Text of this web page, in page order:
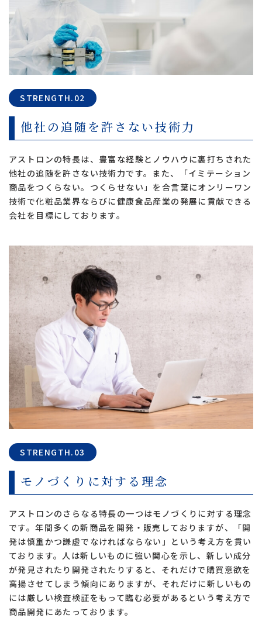
STRENGTH.02
他社の追随を許さない技術力
アストロンの特長は、豊富な経験とノウハウに裏打ちされた
他社の追随を許さない技術力です。また、「イミテーション
商品をつくらない。つくらせない」を合言葉にオンリーワン
技術で化粧品業界ならびに健康食品産業の発展に貢献できる
会社を目標にしております。
STRENGTH.03
モノづくりに対する理念
アストロンのさらなる特長の一つはモノづくりに対する理念
です。年間多くの新商品を開発・販売しておりますが、「開
発は慎重かつ謙虚でなければならない」という考え方を貫い
ております。人は新しいものに強い関心を示し、新しい成分
が発見されたり開発されたりすると、それだけで購買意欲を
高揚させてしまう傾向にありますが、それだけに新しいもの
には厳しい検査検証をもって臨む必要があるという考え方で
商品開発にあたっております。